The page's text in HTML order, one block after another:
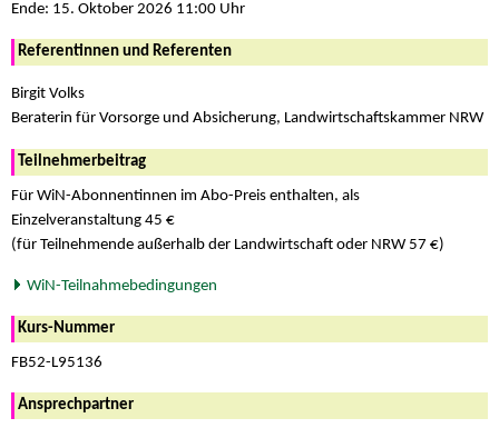
Ende: 15. Oktober 2026 11:00 Uhr
Referentinnen und Referenten
Birgit Volks
Beraterin für Vorsorge und Absicherung, Landwirtschaftskammer NRW
Teilnehmerbeitrag
Für WiN-Abonnentinnen im Abo-Preis enthalten, als
Einzelveranstaltung 45 €
(für Teilnehmende außerhalb der Landwirtschaft oder NRW 57 €)
WiN-Teilnahmebedingungen
Kurs-Nummer
FB52-L95136
Ansprechpartner